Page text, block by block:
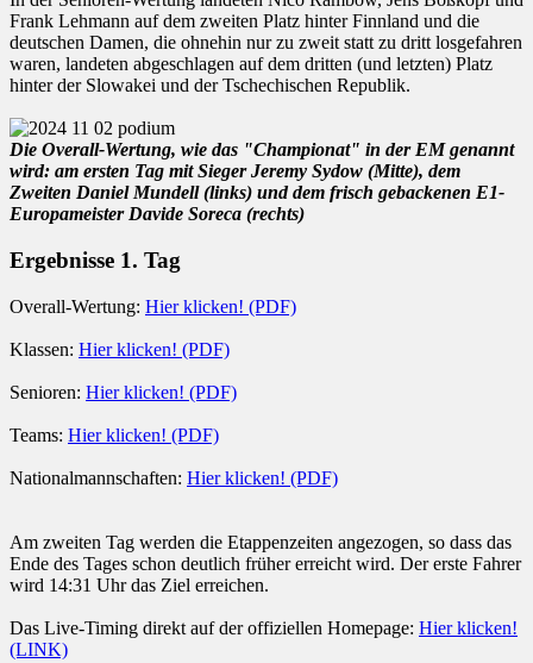
Frank Lehmann auf dem zweiten Platz hinter Finnland und die
deutschen Damen, die ohnehin nur zu zweit statt zu dritt losgefahren
waren, landeten abgeschlagen auf dem dritten (und letzten) Platz
hinter der Slowakei und der Tschechischen Republik.
Die Overall-Wertung, wie das "Championat" in der EM genannt
wird: am ersten Tag mit Sieger Jeremy Sydow (Mitte), dem
Zweiten Daniel Mundell (links) und dem frisch gebackenen E1-
Europameister Davide Soreca (rechts)
Ergebnisse 1. Tag
Overall-Wertung: Hier klicken! (PDF)
Klassen: Hier klicken! (PDF)
Senioren: Hier klicken! (PDF)
Teams: Hier klicken! (PDF)
Nationalmannschaften: Hier klicken! (PDF)
Am zweiten Tag werden die Etappenzeiten angezogen, so dass das
Ende des Tages schon deutlich früher erreicht wird. Der erste Fahrer
wird 14:31 Uhr das Ziel erreichen.
Das Live-Timing direkt auf der offiziellen Homepage: Hier klicken!
(LINK)